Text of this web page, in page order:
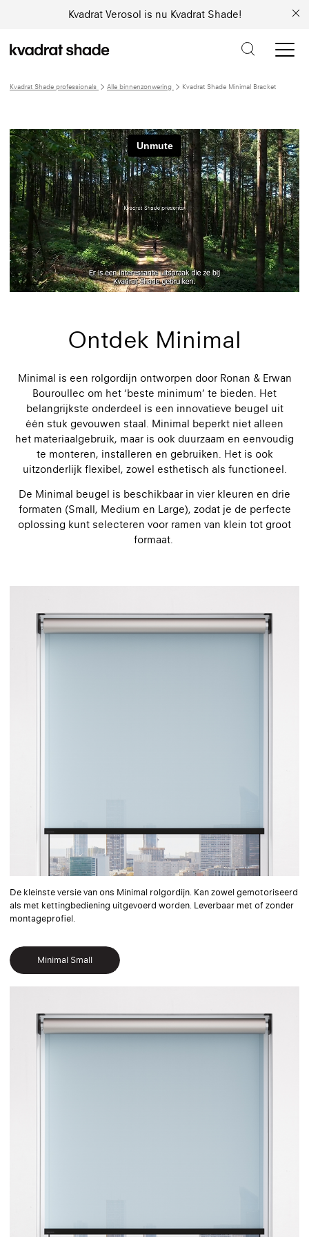
Kvadrat Verosol is nu Kvadrat Shade!
Kvadrat Shade professionals Alle binnenzonwering Kvadrat Shade Minimal Bracket
Ontdek Minimal
Minimal is een rolgordijn ontworpen door Ronan & Erwan
Bouroullec om het ‘beste minimum’ te bieden. Het
belangrijkste onderdeel is een innovatieve beugel uit
één stuk gevouwen staal. Minimal beperkt niet alleen
het materiaalgebruik, maar is ook duurzaam en eenvoudig
te monteren, installeren en gebruiken. Het is ook
uitzonderlijk flexibel, zowel esthetisch als functioneel.
De Minimal beugel is beschikbaar in vier kleuren en drie
formaten (Small, Medium en Large), zodat je de perfecte
oplossing kunt selecteren voor ramen van klein tot groot
formaat.
De kleinste versie van ons Minimal rolgordijn. Kan zowel gemotoriseerd
als met kettingbediening uitgevoerd worden. Leverbaar met of zonder
montageprofiel.
Minimal Small